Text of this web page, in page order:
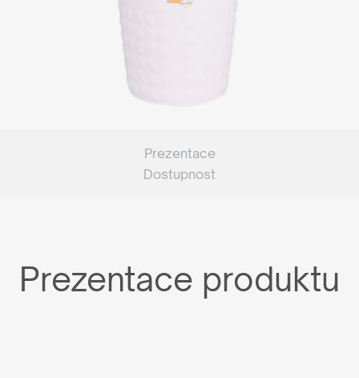
Prezentace
Dostupnost
Prezentace produktu